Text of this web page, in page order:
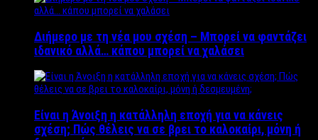
Διήμερο με τη νέα μου σχέση – Μπορεί να φαντάζει
ιδανικό αλλά… κάπου μπορεί να χαλάσει
Είναι η Άνοιξη η κατάλληλη εποχή για να κάνεις
σχέση; Πώς θέλεις να σε βρει το καλοκαίρι, μόνη ή